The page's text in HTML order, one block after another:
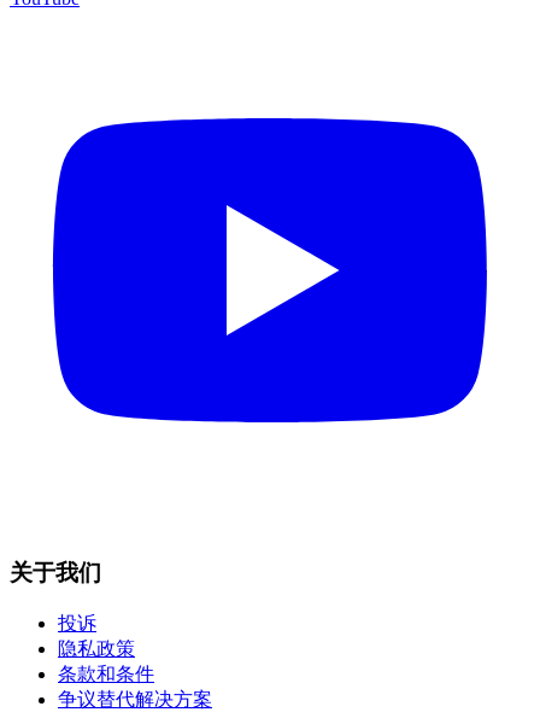
关于我们
投诉
隐私政策
条款和条件
争议替代解决方案